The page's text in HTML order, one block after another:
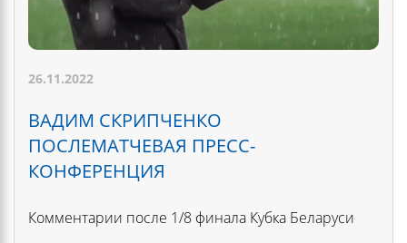
26.11.2022
ВАДИМ СКРИПЧЕНКО
ПОСЛЕМАТЧЕВАЯ ПРЕСС-
КОНФЕРЕНЦИЯ
Комментарии после 1/8 финала Кубка Беларуси